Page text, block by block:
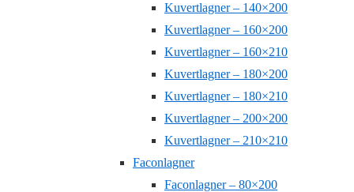
Kuvertlagner – 140×200
Kuvertlagner – 160×200
Kuvertlagner – 160×210
Kuvertlagner – 180×200
Kuvertlagner – 180×210
Kuvertlagner – 200×200
Kuvertlagner – 210×210
Faconlagner
Faconlagner – 80×200